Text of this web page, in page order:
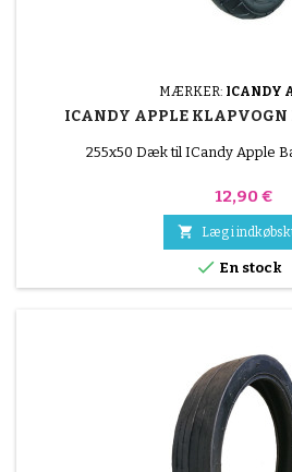
MÆRKER: ICANDY
ICANDY APPLE
255x50 Dæk til ICandy Apple
Pris
12,90 €
 Læg i
 En stock